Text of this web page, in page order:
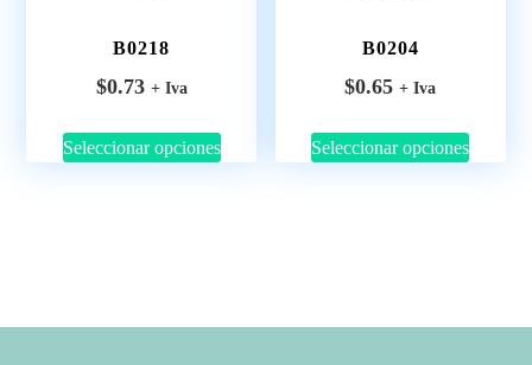
B0218
$0.73 + Iva
Seleccionar opciones
B0204
$0.65 + Iva
Seleccionar opciones